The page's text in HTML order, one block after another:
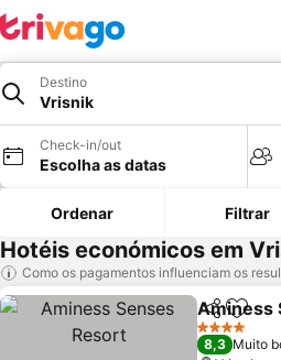
Destino
Vrisnik
Check-in/out
Escolha as datas
Ordenar Filtrar
Hotéis económicos em
Como os pagamentos influenciam os
Partilhar
Aminess
4 Estrelas
8,3 Muito